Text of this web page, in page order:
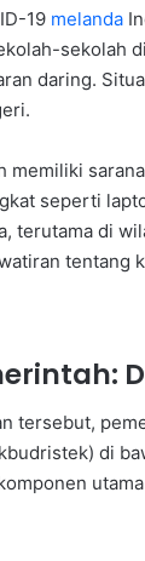
19 melanda
sekolah
daring.
memiliki
seperti
terutama di
tentang
tersebut,
di